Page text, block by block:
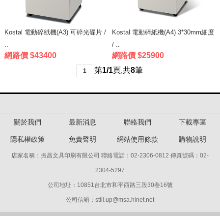
Kostal 電動碎紙機(A3) 可碎光碟片 /
網路價 $43400
Kostal 電動碎紙機(A4) 3*30mm細度
/ ..
網路價 $25900
1 第1/1頁,共8筆
關於我們 最新消息 聯絡我們 下載專區
隱私權政策 免責聲明 網站使用條款 購物說明
店家名稱：振昌文具印刷有限公司 聯絡電話：02-2306-0812 傳真號碼：02-
2304-5297
公司地址：10851台北市和平西路三段30巷16號
公司信箱：still.up@msa.hinet.net